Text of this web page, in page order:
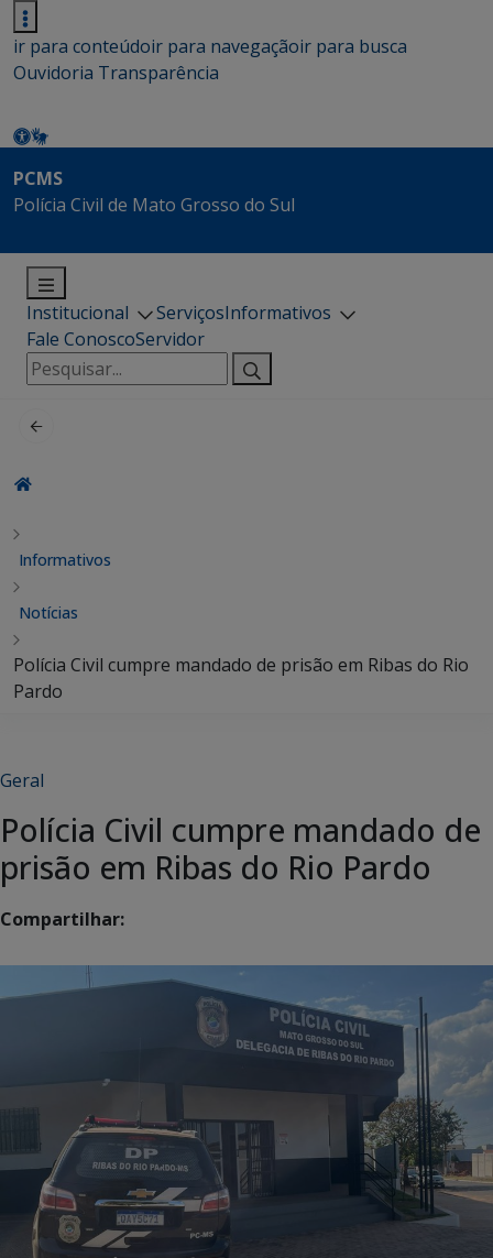
ir para conteúdoir para navegaçãoir para busca
Ouvidoria Transparência
PCMS
Polícia Civil de Mato Grosso do Sul
Institucional ServiçosInformativos
Fale ConoscoServidor
Pesquisar
por:
Informativos
Notícias
Polícia Civil cumpre mandado de prisão em Ribas do Rio
Pardo
Geral
Polícia Civil cumpre mandado de
prisão em Ribas do Rio Pardo
Compartilhar: